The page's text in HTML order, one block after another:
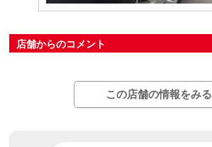
店舗からのコメント
この店舗の情報をみる